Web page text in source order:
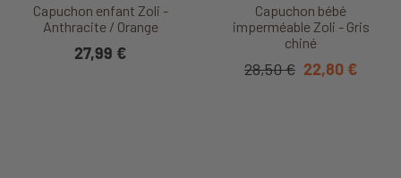
Capuchon enfant Zoli -
Anthracite / Orange
27,99 €
Capuchon bébé
imperméable Zoli - Gris
chiné
28,50 € 22,80 €